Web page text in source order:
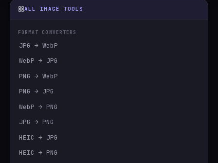
ALL IMAGE TOOLS
FORMAT CONVERTERS
JPG → WebP
WebP → JPG
PNG → WebP
PNG → JPG
WebP → PNG
JPG → PNG
HEIC → JPG
HEIC → PNG